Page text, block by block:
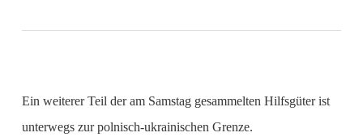
Ein weiterer Teil der am Samstag gesammelten Hilfsgüter ist
unterwegs zur polnisch-ukrainischen Grenze.